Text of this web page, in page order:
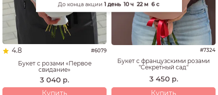
4.8 #6079
Букет с розами «Первое
свидание»
3 040 р.
Купить
#7324
Букет с французскими розами
"Секретный сад"
3 450 р.
Купить
До конца акции 1 день 10 ч 22 м 5 с